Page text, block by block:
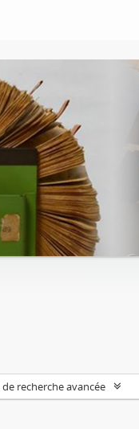
recherche avancée